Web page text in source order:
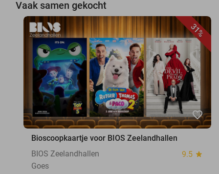
Vaak samen gekocht
31%
favorite_border
Bioscoopkaartje voor BIOS Zeelandhallen
BIOS Zeelandhallen
9.5 star
Goes